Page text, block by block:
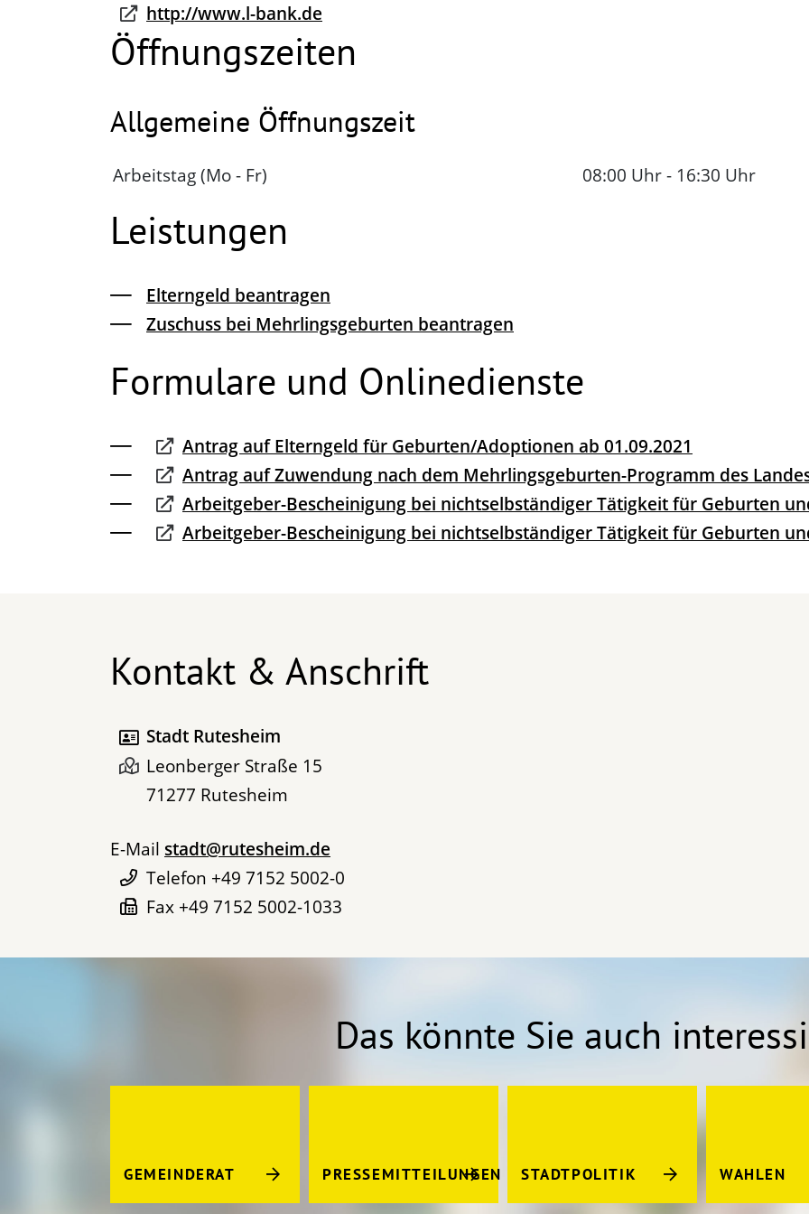
http://www.l-bank.de
Öffnungszeiten
Allgemeine Öffnungszeit
Arbeitstag (Mo - Fr) 08:00 Uhr- 16:30 Uhr
Leistungen
Elterngeld beantragen
Zuschuss bei Mehrlingsgeburten beantragen
Formulare und Onlinedienste
Antrag auf Elterngeld für Geburten/Adoptionen ab 01.09.2021
Antrag auf Zuwendung nach dem Mehrlingsgeburten-Programm des
Arbeitgeber-Bescheinigung bei nichtselbständiger Tätigkeit für Geburten
Arbeitgeber-Bescheinigung bei nichtselbständiger Tätigkeit für Geburten
Kontakt & Anschrift
Stadt Rutesheim
Leonberger Straße 15
71277 Rutesheim
E-Mail stadt@rutesheim.de
Telefon +49 7152 5002-0
Fax +49 7152 5002-1033
Das könnte Sie auch
GEMEINDERAT PRESSEMITTEILUNGEN STADTPOLITIK WAHLEN